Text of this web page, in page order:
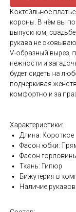
Коктейльное
короны. В нём вы
выпускном,
рукава не
V-образный вырез,
нежности и
будет сидеть на
подчёркивая
комфортно и за
Характеристики:
Длина: Короткое
Фасон юбки:
Фасон
Ткань: Гипюр
Бижутерия в
Наличие